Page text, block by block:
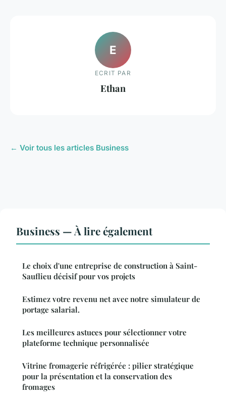
E
ECRIT PAR
Ethan
← Voir tous les articles Business
Business — À lire également
Le choix d'une entreprise de construction à Saint-
Sauflieu décisif pour vos projets
Estimez votre revenu net avec notre simulateur de
portage salarial.
Les meilleures astuces pour sélectionner votre
plateforme technique personnalisée
Vitrine fromagerie réfrigérée : pilier stratégique
pour la présentation et la conservation des
fromages